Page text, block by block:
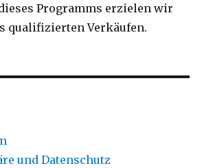
Programms erzielen wir
qualifizierten Verkäufen.
und Datenschutz